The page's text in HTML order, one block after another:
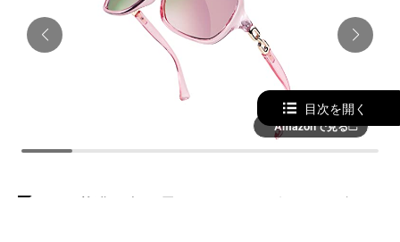
Amazonで見る
コスパ抜群のゴルフ用レディースサングラス。デザイン
目次を開く